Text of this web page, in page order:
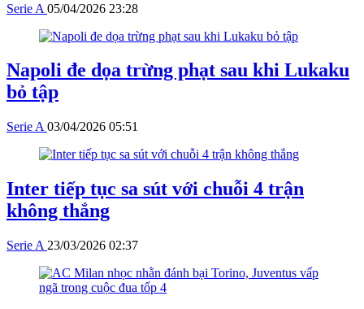
Serie A 05/04/2026 23:28
Napoli đe dọa trừng phạt sau khi Lukaku
bỏ tập
Serie A 03/04/2026 05:51
Inter tiếp tục sa sút với chuỗi 4 trận
không thắng
Serie A 23/03/2026 02:37